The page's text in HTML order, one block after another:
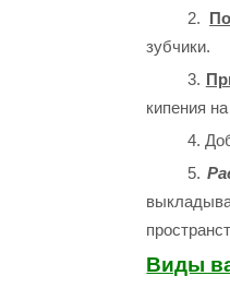
2.
зубчики.
3.
кипения
4.
5.
Виды